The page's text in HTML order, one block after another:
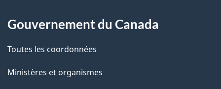
a
g
e
a
t
i
Gouvernement du Canada
Toutes les coordonnées
Ministères et organismes